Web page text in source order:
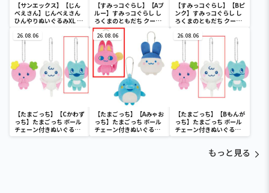
【サンエックス】【じん
べえさん】じんべえさん
ひんやりぬいぐるみXL プ
【すみっコぐらし】【Aブ
ルー】すみっコぐらし し
ろくまのともだち クーラ
ーボックス
【すみっコぐらし】【Bピ
ンク】すみっコぐらし し
ろくまのともだち クーラ
26.08.06
【たまごっち】【Cかわず
っち】たまごっち ボール
チェーン付きぬいぐるみ
～Tamagotchi
26.08.06
【たまごっち】【Aみゃお
っち】たまごっち ボール
チェーン付きぬいぐるみ
～Tamagotchi
26.08.06
【たまごっち】【Bもんが
っち】たまごっち ボール
チェーン付きぬいぐるみ
～Tamagotchi
もっと見る